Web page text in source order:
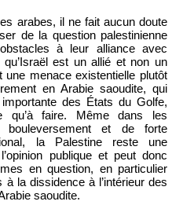
arabes, il ne fait aucun doute
de la question palestinienne
à leur alliance avec
est un allié et non un
une menace existentielle plutôt
en Arabie saoudite, qui
des États du Golfe,
faire. Même dans les
bouleversement et de forte
la Palestine reste une
publique et peut donc
en question, en particulier
la dissidence à l’intérieur des
saoudite.